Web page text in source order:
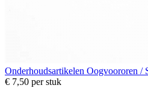
Onderhoudsartikelen Oogvoororen /
€ 7,50 per stuk